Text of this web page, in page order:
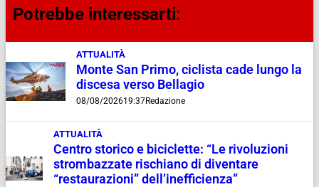
Potrebbe interessarti:
ATTUALITÀ
Monte San Primo, ciclista cade lungo la
discesa verso Bellagio
08/08/202619:37Redazione
ATTUALITÀ
Centro storico e biciclette: “Le rivoluzioni
strombazzate rischiano di diventare
“restaurazioni” dell’inefficienza”